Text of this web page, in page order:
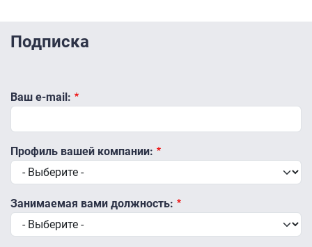
Подписка
Ваш e-mail:
Профиль вашей компании:
Занимаемая вами должность: